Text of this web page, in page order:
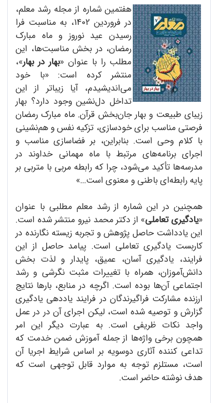
هفتمین شماره از مجله رشد معلم،
در فروردین 1402، به مناسبت فرا
رسیدن عید نوروز و ماه مبارک
رمضان، در بخش مناسبت‌ها، این
مطلب را با عنوان «بهار در بهار»،
منتشر کرده است: «با خود
می‌اندیشیدم، آیا زیباتر از این
تداخل دل‌نشین وجود دارد؟ بهار
زیبای طبیعت و بهار جان‌بخش قرآن. ماه مبارک رمضان
فرصتی مناسب برای خودسازی، تزکیه نفس و هم‌نشینی
با کلام وحی است. بنابراین، بر فضاسازی مناسب و
اجرای برنامه‌های مرتبط با ماه مهمانی خداوند در
مدرسه‌ها تأکید می‌شود، چرا که رابطه مربی با متربی بر
پایه رابطه‌ای باطنی و معنوی است...»
همچنین در این شماره از رشد معلم مطلبی با عنوان
«یادگیری تعاملی» از دکتر محمد نیرو منتشر شده است.
این یادداشت حاصل پژوهش و تجربه زیسته نگارنده در
کاربست یادگیری تعاملی است. پیامد حاصل از این
فرایند، یادگیری آسان، عمیق، پایدار و لذت بخش
دانش‌آموزان، همراه با تغییرات مثبت نگرشی و رشد
اجتماعی آن‌ها بوده است. اگرچه در منابع، بارها نتایج
ارزنده مشارکت فراگیرندگان در فرایند یاددهی یادگیری
گزارش و توصیه شده است، لیکن اجرای آن در در عمل
واجد نکات ظریفی است. به عبارت دیگر این امر
همچون برخی واژه‌ها از جمله آموزش ضمن خدمت که
تداعی کننده آثاری دوسویه بر اساس شرایط اجریا آن
است، مستلزم توجه به موارد قابل توجهی است که
هدف نوشته حاضر است.